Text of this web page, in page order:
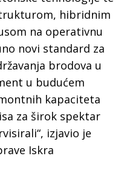
hibridnim
na operativnu
novi standard za
brodova u
u budućem
kapaciteta
za širok spektar
izjavio je
Iskra